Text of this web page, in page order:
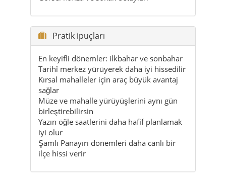
En keyifli dönemler: ilkbahar ve sonbahar
Tarihî merkez yürüyerek daha iyi hissedilir
Kırsal mahalleler için araç büyük avantaj
sağlar
Müze ve mahalle yürüyüşlerini aynı gün
birleştirebilirsin
Yazın öğle saatlerini daha hafif planlamak
iyi olur
Şamlı Panayırı dönemleri daha canlı bir
ilçe hissi verir